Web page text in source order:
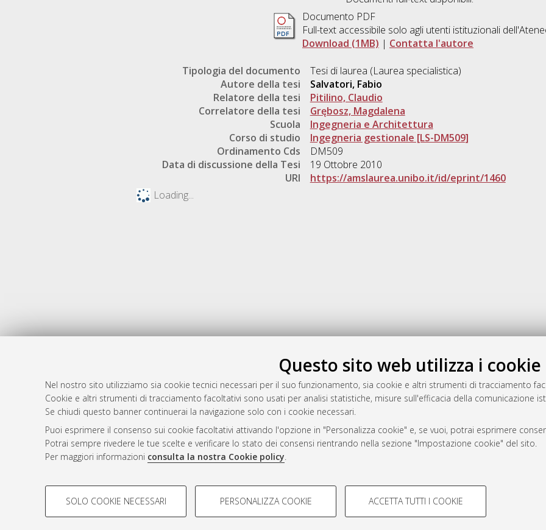
Questo sito web utilizza i cookie
Nel nostro sito utilizziamo sia cookie tecnici necessari per il suo funzionamento, sia cookie e altri strumenti di tracciamento
Cookie e altri strumenti di tracciamento facoltativi sono usati per analisi statistiche, misure sull'efficacia della comunicazione
Se chiudi questo banner continuerai la navigazione solo con i cookie necessari.
Puoi esprimere il consenso sui cookie facoltativi attivando l'opzione in "Personalizza cookie" e, se vuoi, potrai esprimere
Potrai sempre rivedere le tue scelte e verificare lo stato dei consensi rientrando nella sezione "Impostazione cookie" del sito.
Per maggiori informazioni consulta la nostra Cookie policy.
COOKIE DI PROFILAZIONE - FACOLTATIVI COOKIE TECNICI -
SOLO COOKIE NECESSARI PERSONALIZZA COOKIE ACCETTA TUTTI I COOKIE
Documento PDF
Full-text accessibile solo agli utenti istituzionali
Download (1MB) | Contatta l'autore
Tipologia del documento
Tesi di laurea (Laurea specialistica)
Autore della tesi
Salvatori, Fabio
Relatore della tesi
Pitilino, Claudio
Correlatore della tesi
Grębosz, Magdalena
Scuola
Ingegneria e Architettura
Corso di studio
Ingegneria gestionale [LS-DM509]
Ordinamento Cds
DM509
Data di discussione della Tesi
19 Ottobre 2010
URI
https://amslaurea.unibo.it/id/eprint/1460
Loading...
Gestione del documento:
Atom
Rss 1.0
Rss 2.0
AMS Laurea
Servizio implementato e gestito da
Impostazioni Cookie
Informativa sulla privacy
Condizioni d’uso del sito
© ALMA MATER STUDIORUM - Università di Bologna, 2007-2026.